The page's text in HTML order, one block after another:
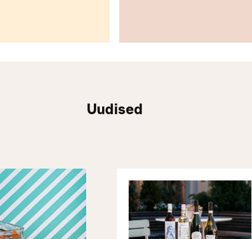
Uudised